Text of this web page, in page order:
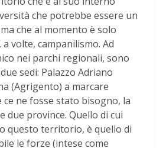
che potrebbe essere un
che al momento è solo
volte, campanilismo. Ad
nei parchi regionali, sono
sedi: Palazzo Adriano
(Agrigento) a marcare
ne fosse stato bisogno, la
due province. Quello di cui
questo territorio, è quello di
le forze (intese come